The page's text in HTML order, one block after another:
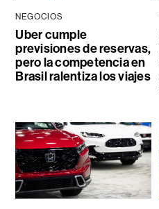
NEGOCIOS
Uber cumple
previsiones de reservas,
pero la competencia en
Brasil ralentiza los viajes